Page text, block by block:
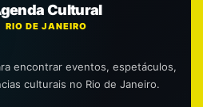
Cultural
RIO DE JANEIRO
encontrar eventos, espetáculos,
culturais no Rio de Janeiro.